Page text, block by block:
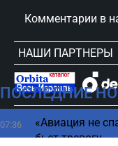
ПОСЛЕДНИЕ
07:36
«Авиация не
бьет тревогу
Комментарии в
НАШИ ПАРТНЕРЫ
сursorinfo.co.il ©